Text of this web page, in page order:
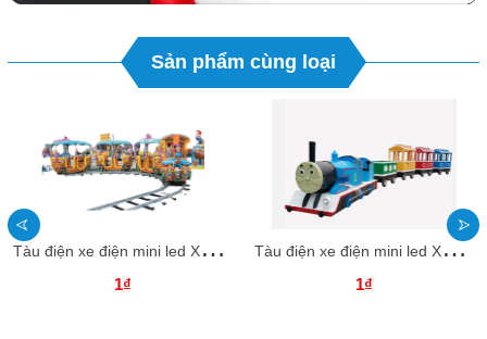
Sản phẩm cùng loại
T
àu điện xe điện mini led XDTDKB30 Dochoikinhbac Trò chơi giải trí thú vị
1₫
T
àu điện xe điện mini led XDTDKB29 Dochoikinhbac Trò chơi giải trí thú vị
1₫